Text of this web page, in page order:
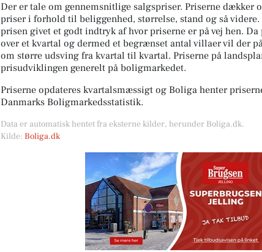
Der er tale om gennemsnitlige salgspriser. Priserne dækker
priser i forhold til beliggenhed, størrelse, stand og så
prisen givet et godt indtryk af hvor priserne er på vej hen.
over et kvartal og dermed et begrænset antal villaer vil der
om større udsving fra kvartal til kvartal. Priserne på
prisudviklingen generelt på boligmarkedet.
Priserne opdateres kvartalsmæssigt og Boliga henter
Danmarks Boligmarkedsstatistik.
Data er automatisk hentet fra eksterne kilder, herunder Boliga.dk.
Kilde: Boliga.dk